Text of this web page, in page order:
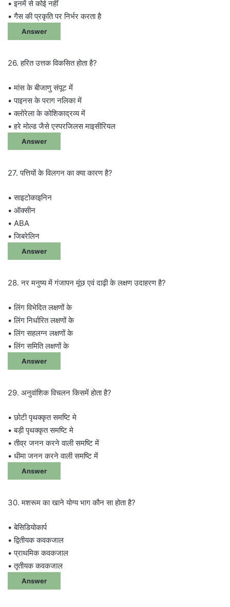
• इनमें से कोई नहीं
• गैस की प्रकृति पर निर्भर करता है
Answer
26. हरित उत्तक विकसित होता है?
• मांस के बीजाणु संपूट में
• पाइनस के पराग नलिका में
• क्लोरेला के कोशिकाद्रव्य में
• हरे मोल्ड जैसे एस्परजिलस माइसीरियल
Answer
27. पत्तियों के विलगन का क्या कारण है?
• साइटोकाइनिन
• ऑक्सीन
• ABA
• जिबरेलिन
Answer
28. नर मनुष्य में गंजापन मूंछ एवं दाढ़ी के लक्षण उदाहरण है?
• लिंग विभेदित लक्षणों के
• लिंग निर्धारित लक्षणों के
• लिंग सहलग्न लक्षणों के
• लिंग समिति लक्षणों के
Answer
29. अनुवांशिक विचलन किसमें होता है?
• छोटी पृथक्कृत समष्टि मे
• बड़ी पृथक्कृत समष्टि मे
• तीव्र जनन करने वाली समष्टि में
• धीमा जनन करने वाली समष्टि में
Answer
30. मशरूम का खाने योग्य भाग कौन सा होता है?
• बेसिडियोकार्प
• द्वितीयक कवकजाल
• प्राथमिक कवकजाल
• तृतीयक कवकजाल
Answer